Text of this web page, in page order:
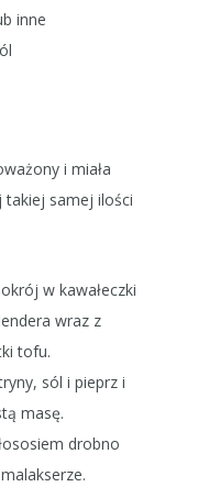
inne
i miała
takiej samej ilości
w kawałeczki
wraz z
tofu.
sól i pieprz i
masę.
drobno